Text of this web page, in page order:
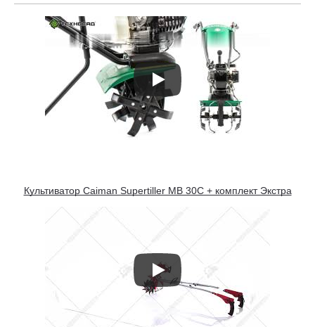
Культиватор Caiman Supertiller MB 30C + комплект Экстра